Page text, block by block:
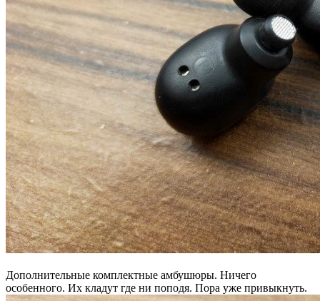
Дополнительные комплектные амбушюры. Ничего
особенного. Их кладут где ни поподя. Пора уже привыкнуть.